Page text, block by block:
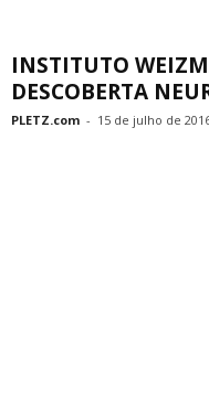
INSTITUTO
DESCOBERTA
PLETZ.com - 15 de julho de